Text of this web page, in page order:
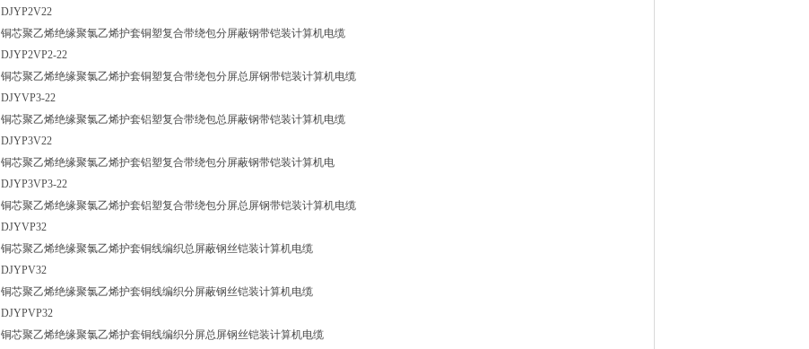
DJYP2V22
铜芯聚乙烯绝缘聚氯乙烯护套铜塑复合带绕包分屏蔽钢带铠装计算机电缆
DJYP2VP2-22
铜芯聚乙烯绝缘聚氯乙烯护套铜塑复合带绕包分屏总屏钢带铠装计算机电缆
DJYVP3-22
铜芯聚乙烯绝缘聚氯乙烯护套铝塑复合带绕包总屏蔽钢带铠装计算机电缆
DJYP3V22
铜芯聚乙烯绝缘聚氯乙烯护套铝塑复合带绕包分屏蔽钢带铠装计算机电
DJYP3VP3-22
铜芯聚乙烯绝缘聚氯乙烯护套铝塑复合带绕包分屏总屏钢带铠装计算机电缆
DJYVP32
铜芯聚乙烯绝缘聚氯乙烯护套铜线编织总屏蔽钢丝铠装计算机电缆
DJYPV32
铜芯聚乙烯绝缘聚氯乙烯护套铜线编织分屏蔽钢丝铠装计算机电缆
DJYPVP32
铜芯聚乙烯绝缘聚氯乙烯护套铜线编织分屏总屏钢丝铠装计算机电缆